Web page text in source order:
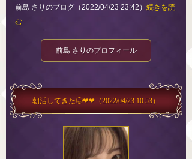
前島 さりのブログ（2022/04/23 23:42） 続きを読
む
前島 さりのプロフィール
朝活してきた🥱❤︎❤︎ （2022/04/23 10:53）